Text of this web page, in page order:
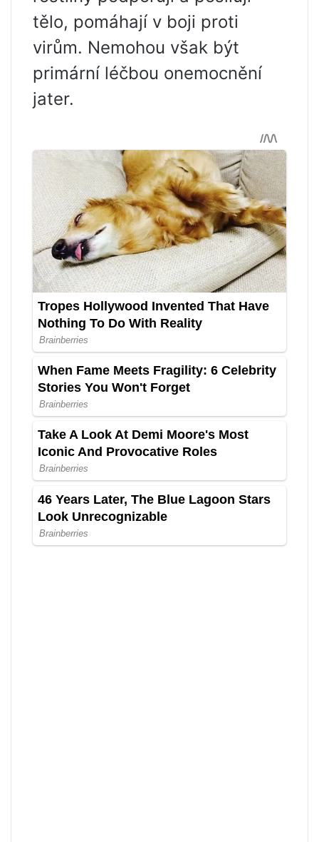
tělo, pomáhají v boji proti
virům. Nemohou však být
primární léčbou onemocnění
jater.